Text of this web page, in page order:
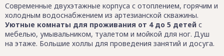
Современные двухэтажные корпуса с отоплением, горячим и
холодным водоснабжением из артезианской скважины.
Уютные комнаты для проживания от 4 до 5 детей с
мебелью, умывальником, туалетом и мойкой для ног. Душ
на этаже. Большие холлы для проведения занятий и досуга.